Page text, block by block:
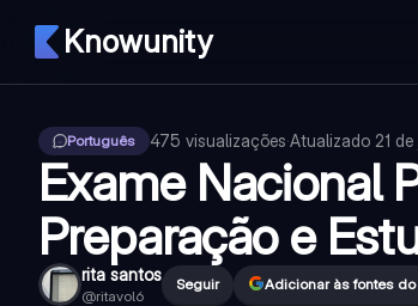
Knowunity
Português 475 visualizações·Atualizado 21
Exame Nacional
Preparação e
rita santos
@ritavol6
Seguir Adicionar às fontes